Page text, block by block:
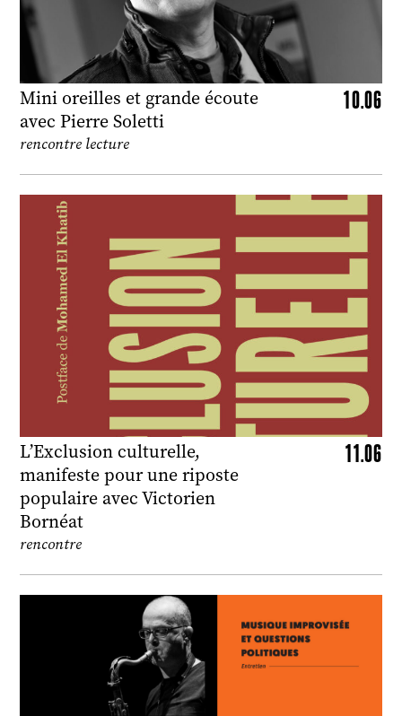
Mini oreilles et grande écoute
avec Pierre Soletti
10.06
rencontre lecture
L’Exclusion culturelle,
manifeste pour une riposte
populaire avec Victorien
Bornéat
11.06
rencontre